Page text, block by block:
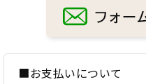
■お支払いについて